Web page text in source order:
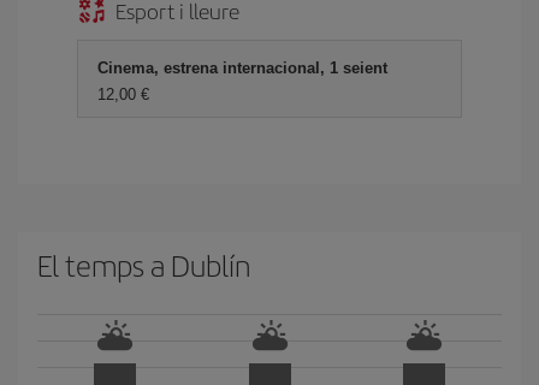
Esport i lleure
Cinema, estrena internacional, 1 seient
12,00
El temps a Dublín